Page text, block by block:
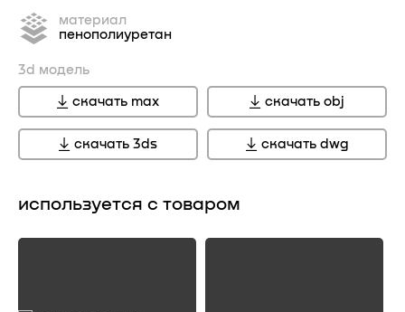
материал
пенополиуретан
3d модель
скачать max скачать obj
скачать 3ds скачать dwg
используется с товаром